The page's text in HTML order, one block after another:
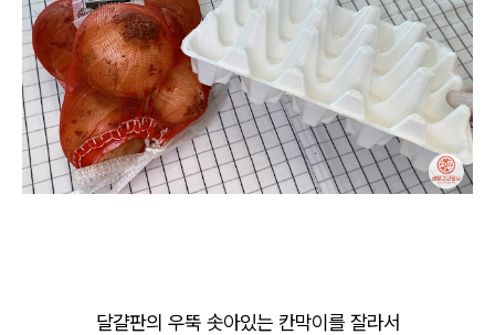
달걀판의 우뚝 솟아있는 칸막이를 잘라서